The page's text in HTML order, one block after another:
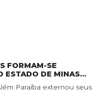
FORMAM-SE
ESTADO DE MINAS
Paraíba externou seus